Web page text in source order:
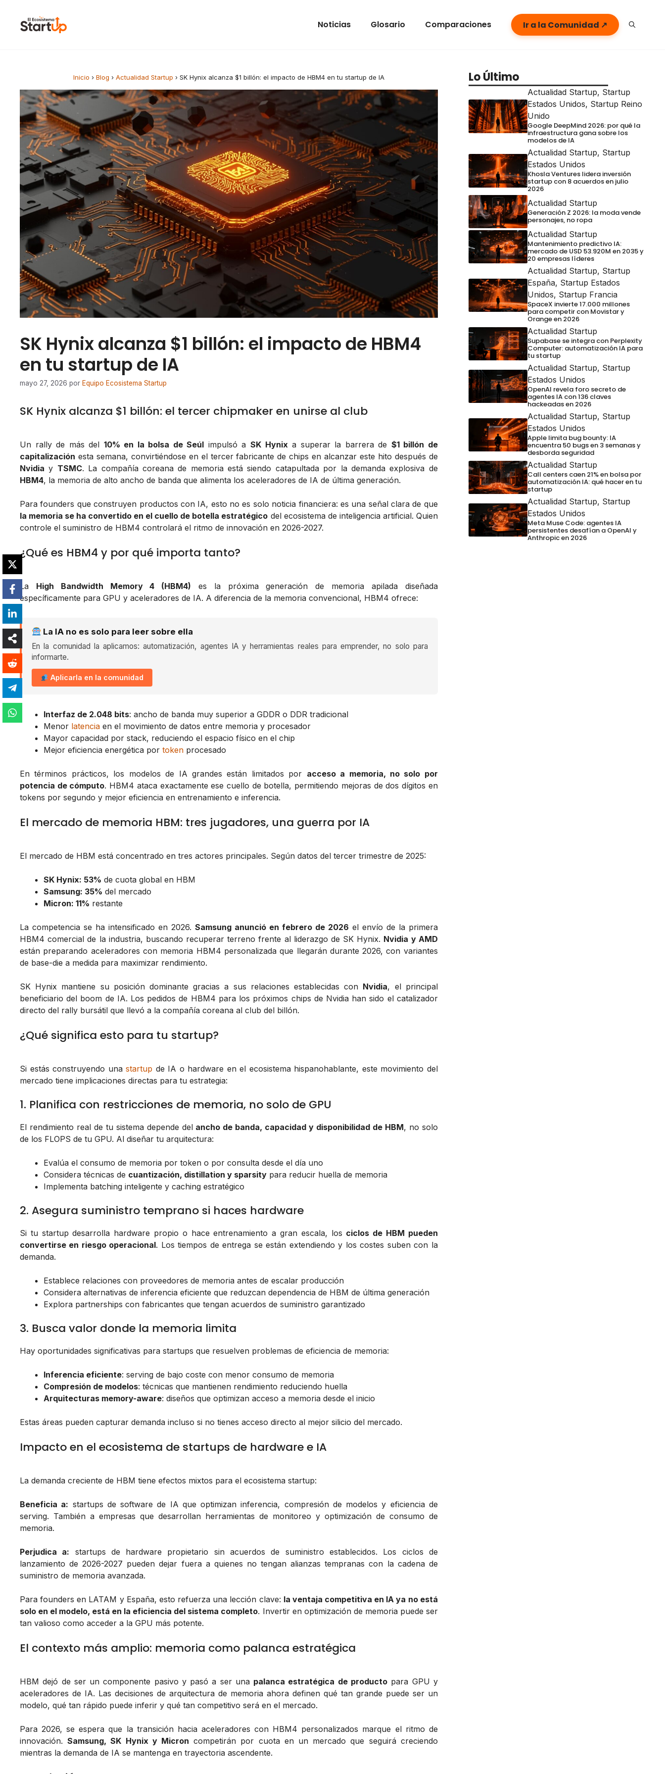
Noticias Glosario Comparaciones Ir a la Comunidad ↗
Inicio › Blog › Actualidad Startup › SK Hynix alcanza $1 billón: el impacto de HBM4 en tu startup de IA
SK Hynix alcanza $1 billón: el impacto de HBM4
en tu startup de IA
mayo 27, 2026 por Equipo Ecosistema Startup
SK Hynix alcanza $1 billón: el tercer chipmaker en unirse al club
Un rally de más del 10% en la bolsa de Seúl impulsó a SK Hynixa superar la barrera de $1 billón de
capitalización esta semana, convirtiéndose en el tercer fabricante de chips en alcanzar este hito después de
Nvidia y TSMC. La compañía coreana de memoria está siendo catapultada por la demanda explosiva de
HBM4, la memoria de alto ancho de banda que alimenta los aceleradores de IA de última generación.
Para founders que construyen productos con IA, esto no es solo noticia financiera: es una señal clara de que
la memoria se ha convertido en el cuello de botella estratégico del ecosistema de inteligencia artificial. Quien
controle el suministro de HBM4 controlará el ritmo de innovación en 2026-2027.
¿Qué es HBM4 y por qué importa tanto?
La High Bandwidth Memory 4 (HBM4) es la próxima generación de memoria apilada diseñada
específicamente para GPU y aceleradores de IA. A diferencia de la memoria convencional, HBM4 ofrece:
La IA no es solo para leer sobre ella
En la comunidad la aplicamos: automatización, agentes IA y herramientas reales para emprender, no solo para
informarte.
Aplicarla en la comunidad
Interfaz de 2.048 bits: ancho de banda muy superior a GDDR o DDR tradicional
Menor latencia en el movimiento de datos entre memoria y procesador
Mayor capacidad por stack, reduciendo el espacio físico en el chip
Mejor eficiencia energética por token procesado
En términos prácticos, los modelos de IA grandes están limitados por acceso a memoria, no solo por
potencia de cómputo. HBM4 ataca exactamente ese cuello de botella, permitiendo mejoras de dos dígitos en
tokens por segundo y mejor eficiencia en entrenamiento e inferencia.
El mercado de memoria HBM: tres jugadores, una guerra por IA
El mercado de HBM está concentrado en tres actores principales. Según datos del tercer trimestre de 2025:
SK Hynix: 53% de cuota global en HBM
Samsung: 35% del mercado
Micron: 11% restante
La competencia se ha intensificado en 2026. Samsung anunció en febrero de 2026 el envío de la primera
HBM4 comercial de la industria, buscando recuperar terreno frente al liderazgo de SK Hynix. Nvidia y AMD
están preparando aceleradores con memoria HBM4 personalizada que llegarán durante 2026, con variantes
de base-die a medida para maximizar rendimiento.
SK Hynix mantiene su posición dominante gracias a sus relaciones establecidas con Nvidia, el principal
beneficiario del boom de IA. Los pedidos de HBM4 para los próximos chips de Nvidia han sido el catalizador
directo del rally bursátil que llevó a la compañía coreana al club del billón.
¿Qué significa esto para tu startup?
Si estás construyendo unastartup de IA o hardware en el ecosistema hispanohablante, este movimiento del
mercado tiene implicaciones directas para tu estrategia:
1. Planifica con restricciones de memoria, no solo de GPU
El rendimiento real de tu sistema depende del ancho de banda, capacidad y disponibilidad de HBM, no solo
de los FLOPS de tu GPU. Al diseñar tu arquitectura:
Evalúa el consumo de memoria por token o por consulta desde el día uno
Considera técnicas de cuantización, distillation y sparsity para reducir huella de memoria
Implementa batching inteligente y caching estratégico
2. Asegura suministro temprano si haces hardware
Si tu startup desarrolla hardware propio o hace entrenamiento a gran escala, los ciclos de HBM pueden
convertirse en riesgo operacional. Los tiempos de entrega se están extendiendo y los costes suben con la
demanda.
Establece relaciones con proveedores de memoria antes de escalar producción
Considera alternativas de inferencia eficiente que reduzcan dependencia de HBM de última generación
Explora partnerships con fabricantes que tengan acuerdos de suministro garantizado
3. Busca valor donde la memoria limita
Hay oportunidades significativas para startups que resuelven problemas de eficiencia de memoria:
Inferencia eficiente: serving de bajo coste con menor consumo de memoria
Compresión de modelos: técnicas que mantienen rendimiento reduciendo huella
Arquitecturas memory-aware: diseños que optimizan acceso a memoria desde el inicio
Estas áreas pueden capturar demanda incluso si no tienes acceso directo al mejor silicio del mercado.
Impacto en el ecosistema de startups de hardware e IA
La demanda creciente de HBM tiene efectos mixtos para el ecosistema startup:
Beneficia a: startups de software de IA que optimizan inferencia, compresión de modelos y eficiencia de
serving. También a empresas que desarrollan herramientas de monitoreo y optimización de consumo de
memoria.
Perjudica a: startups de hardware propietario sin acuerdos de suministro establecidos. Los ciclos de
lanzamiento de 2026-2027 pueden dejar fuera a quienes no tengan alianzas tempranas con la cadena de
suministro de memoria avanzada.
Para founders en LATAM y España, esto refuerza una lección clave: la ventaja competitiva en IA ya no está
solo en el modelo, está en la eficiencia del sistema completo. Invertir en optimización de memoria puede ser
tan valioso como acceder a la GPU más potente.
El contexto más amplio: memoria como palanca estratégica
HBM dejó de ser un componente pasivo y pasó a ser una palanca estratégica de producto para GPU y
aceleradores de IA. Las decisiones de arquitectura de memoria ahora definen qué tan grande puede ser un
modelo, qué tan rápido puede inferir y qué tan competitivo será en el mercado.
Para 2026, se espera que la transición hacia aceleradores con HBM4 personalizados marque el ritmo de
innovación.Samsung, SK Hynix y Micron competirán por cuota en un mercado que seguirá creciendo
mientras la demanda de IA se mantenga en trayectoria ascendente.
Lo Último
Actualidad Startup, Startup
Estados Unidos, Startup Reino
Unido
Google DeepMind 2026: por qué la
infraestructura gana sobre los
modelos de IA
Actualidad Startup, Startup
Estados Unidos
Khosla Ventures lidera inversión
startup con 8 acuerdos en julio
2026
Actualidad Startup
Generación Z 2026: la moda vende
personajes, no ropa
Actualidad Startup
Mantenimiento predictivo IA:
mercado de USD 53.920M en 2035 y
20 empresas líderes
Actualidad Startup, Startup
España, Startup Estados
Unidos, Startup Francia
SpaceX invierte 17.000 millones
para competir con Movistar y
Orange en 2026
Actualidad Startup
Supabase se integra con Perplexity
Computer: automatización IA para
tu startup
Actualidad Startup, Startup
Estados Unidos
OpenAI revela foro secreto de
agentes IA con 136 claves
hackeadas en 2026
Actualidad Startup, Startup
Estados Unidos
Apple limita bug bounty: IA
encuentra 50 bugs en 3 semanas y
desborda seguridad
Actualidad Startup
Call centers caen 21% en bolsa por
automatización IA: qué hacer en tu
startup
Actualidad Startup, Startup
Estados Unidos
Meta Muse Code: agentes IA
persistentes desafían a OpenAI y
Anthropic en 2026